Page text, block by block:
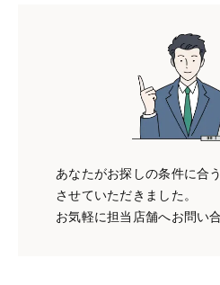
あなたがお探しの条件に合
させていただきました。
お気軽に担当店舗へお問い